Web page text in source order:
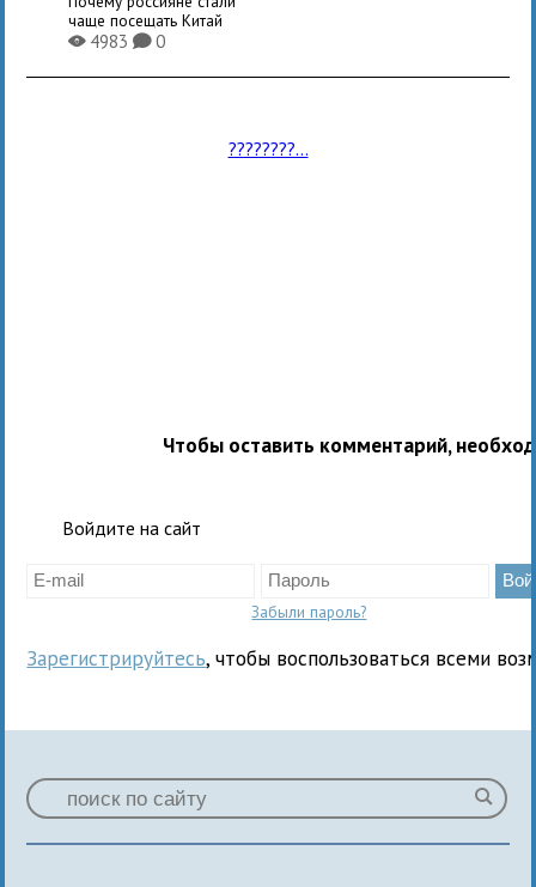
чаще посещать Китай
X4983K0
????????...
Чтобы оставить комментарий,
Войдите на сайт
Забыли пароль?
Зарегистрируйтесь, чтобы воспользоваться всеми